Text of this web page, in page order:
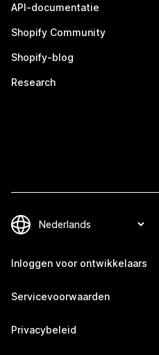
API-documentatie
Shopify Community
Shopify-blog
Research
Inloggen voor ontwikkelaars
Servicevoorwaarden
Privacybeleid